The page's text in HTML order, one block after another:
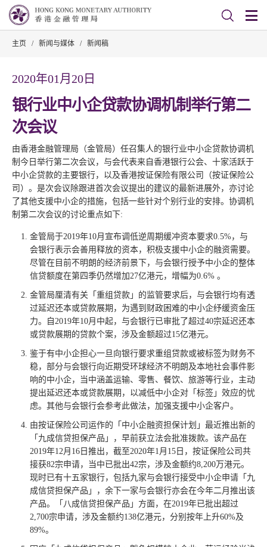
主页 / 新闻与媒体 / 新闻稿
2020年01月20日
银行业中小企贷款协调机制举行第二
次会议
由香港金融管理局（金管局）任召集人的银行业中小企贷款协调机
制今日举行第二次会议，与会代表来自香港银行公会、十家活跃于
中小企贷款的主要银行，以及香港按证保险有限公司（按证保险公
司）。是次会议除跟进首次会议提出的建议的最新进展外，亦讨论
了其他支援中小企的措施，包括一些针对个别行业的安排。协调机
制第二次会议的讨论重点如下:
金管局于2019年10月宣布调低逆周期缓冲资本要求0.5%，与
会银行表示会善用释放的资本，积极支援中小企的融资需要。
尽管在目前不明朗的经济前景下，与会银行授予中小企的整体
信贷额度在第四季仍然增加27亿港元，增幅为0.6% 。
金管局厘清有关「重组贷款」的监管要求后，与会银行均有透
过延迟还本或贷款展期，为遇到财政困难的中小企纾缓资金压
力。自2019年10月中起，与会银行已审批了超过40宗延迟还本
或贷款展期的贷款个案，涉及金额超过15亿港元。
鉴于有中小企担心一旦向银行要求重组贷款或被标签为财务不
稳，部分与会银行向近期受环球经济不明朗及本地社会事件影
响的中小企，当中涵盖运输、零售、餐饮、旅游等行业，主动
提出延迟还本或贷款展期，以减低中小企对「标签」效应的忧
虑。其他与会银行会参考此做法，加强支援中小企客户。
由按证保险公司运作的「中小企融资担保计划」最近推出新的
「九成信贷担保产品」，早前获立法会批准拨款。该产品在
2019年12月16日推出，截至2020年1月15日，按证保险公司共
接获82宗申请，当中已批出42宗，涉及金额约8,200万港元。
现时已有十五家银行，包括九家与会银行接受中小企申请「九
成信贷担保产品」，余下一家与会银行亦会在今年二月推出该
产品。「八成信贷担保产品」方面，在2019年已批出超过
2,700宗申请，涉及金额约138亿港元，分别按年上升60%及
89%。